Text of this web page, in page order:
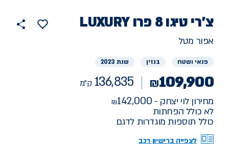
רכב
יד
צ'ריLUXURY טיגו 8 פרו
136835
הוסף
למועדפים
אפור מטל
פנאי ושטח בנזין שנת 2023
₪109,900
136,835 ק"מ
מחירון לוי יצחק - 142,000
לא כולל הפחתות
כולל תוספות מוגדרות לדגם
לצפייה ברישיון רכב